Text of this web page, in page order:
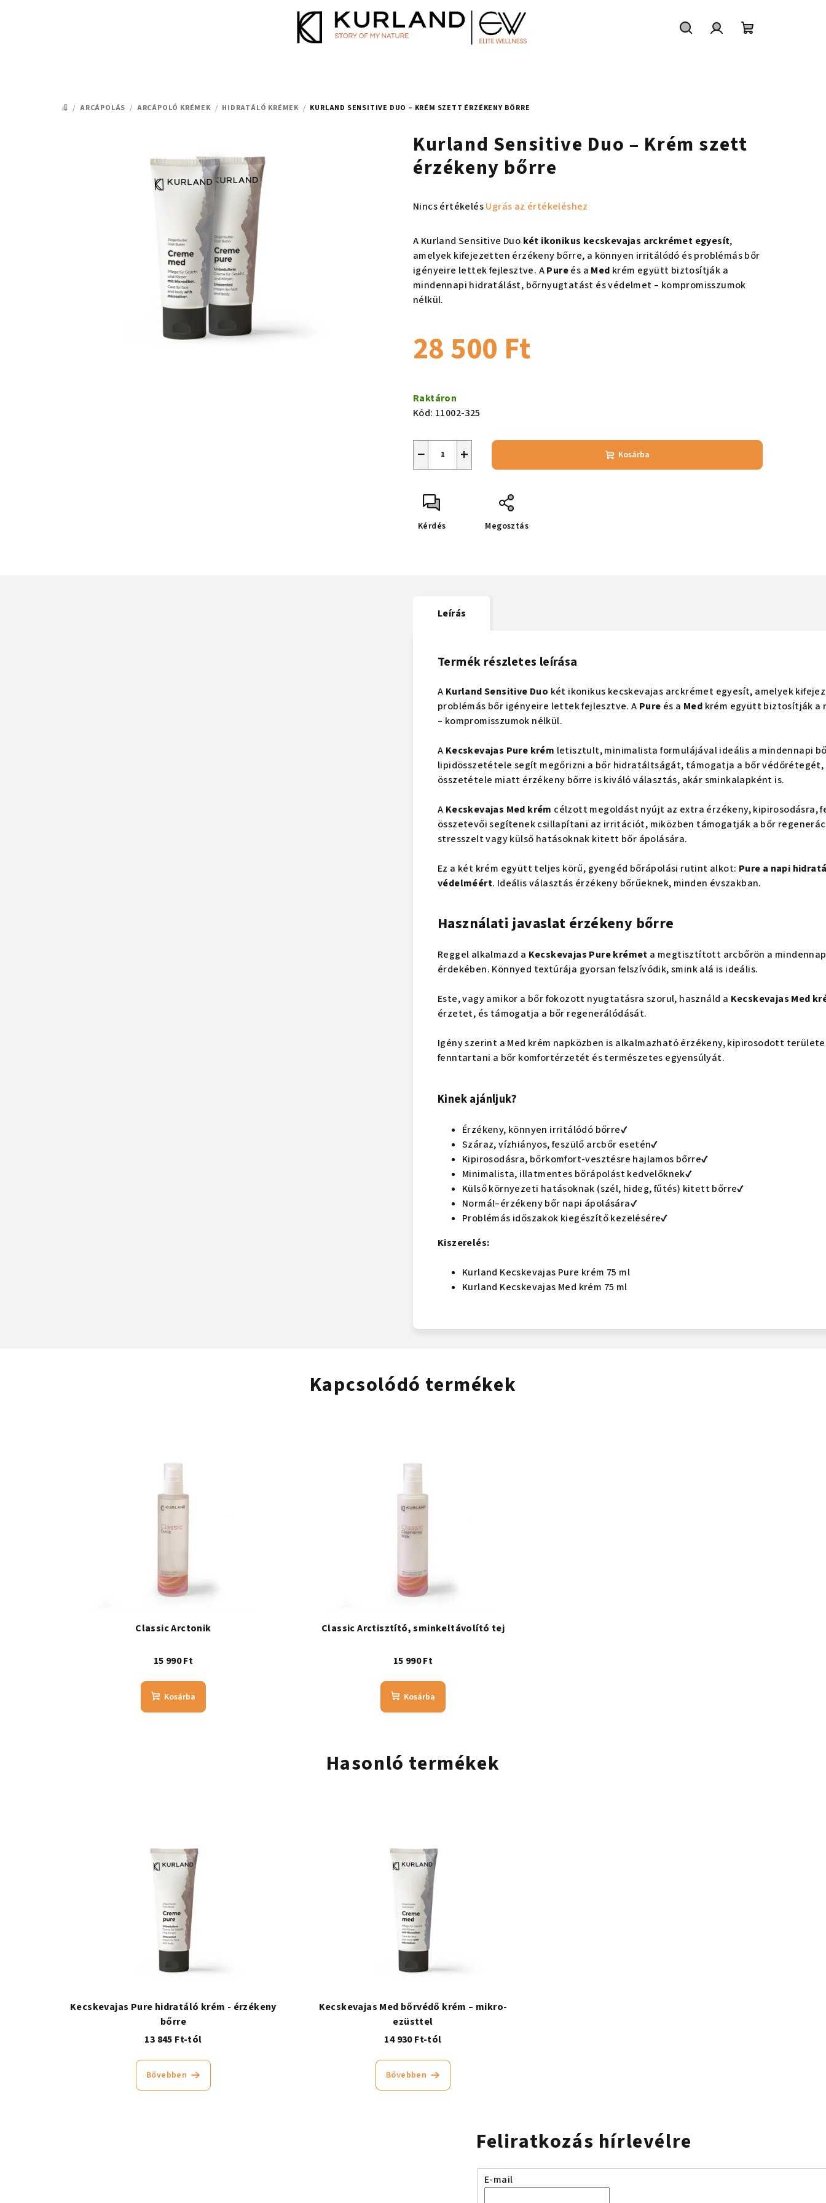
KEZDŐLAP
/ ARCÁPOLÁS / ARCÁPOLÓ KRÉMEK / HIDRATÁLÓ KRÉMEK / KURLAND SENSITIVE DUO – KRÉM SZETT ÉRZÉKENY BŐRRE
Kurland Sensitive Duo – Krém szett
érzékeny bőrre
A
átlagos
értékelése
5-
ből
0,0
Nincs értékelésUgrás az értékeléshez
A Kurland Sensitive Duo két ikonikus kecskevajas arckrémet egyesít,
amelyek kifejezetten érzékeny bőrre, a könnyen irritálódó és problémás bőr
igényeire lettek fejlesztve. APureés a Med krém együtt biztosítják a
mindennapi hidratálást, bőrnyugtatást és védelmet – kompromisszumok
nélkül.
28 500 Ft
Raktáron
Kód: 11002-325
+
− Kosárba
Kérdés Megosztás
Leírás
Termék részletes leírása
A Kurland Sensitive Duo két ikonikus kecskevajas arckrémet egyesít, amelyek
problémás bőr igényeire lettek fejlesztve. A Pure és a Med krém együtt biztosítják a
– kompromisszumok nélkül.
A Kecskevajas Pure krém letisztult, minimalista formulájával ideális a mindennapi
lipidösszetétele segít megőrizni a bőr hidratáltságát, támogatja a bőr
összetétele miatt érzékeny bőrre is kiváló választás, akár sminkalapként is.
A Kecskevajas Med krém célzott megoldást nyújt az extra érzékeny, kipirosodásra,
összetevői segítenek csillapítani az irritációt, miközben támogatják a bőr
stresszelt vagy külső hatásoknak kitett bőr ápolására.
Ez a két krém együtt teljes körű, gyengéd bőrápolási rutint alkot: Pure a napi
védelméért. Ideális választás érzékeny bőrűeknek, minden évszakban.
Használati javaslat érzékeny bőrre
Reggel alkalmazd a Kecskevajas Pure krémet a megtisztított arcbőrön a
érdekében. Könnyed textúrája gyorsan felszívódik, smink alá is ideális.
Este, vagy amikor a bőr fokozott nyugtatásra szorul, használd a Kecskevajas Med
érzetet, és támogatja a bőr regenerálódását.
Igény szerint a Med krém napközben is alkalmazható érzékeny, kipirosodott
fenntartani a bőr komfortérzetét és természetes egyensúlyát.
Kinek ajánljuk?
Érzékeny, könnyen irritálódó bőrre✔
Száraz, vízhiányos, feszülő arcbőr esetén✔
Kipirosodásra, bőrkomfort-vesztésre hajlamos bőrre✔
Minimalista, illatmentes bőrápolást kedvelőknek✔
Külső környezeti hatásoknak (szél, hideg, fűtés) kitett bőrre✔
Normál–érzékeny bőr napi ápolására✔
Problémás időszakok kiegészítő kezelésére✔
Kiszerelés:
Kurland Kecskevajas Pure krém 75 ml
Kurland Kecskevajas Med krém 75 ml
Kapcsolódó termékek
Classic Arctonik
15 990 Ft
Kosárba
Classic Arctisztító, sminkeltávolító tej
15 990 Ft
Kosárba
Hasonló termékek
Kecskevajas Pure hidratáló krém - érzékeny
bőrre
13 845 Ft-tól
Bővebben
Kecskevajas Med bőrvédő krém – mikro-
ezüsttel
14 930 Ft-tól
Bővebben
Feliratkozás hírlevélre
E-mail